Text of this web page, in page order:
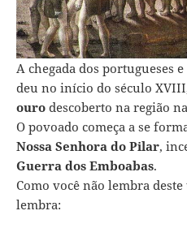
A chegada dos portugueses
deu no início do século
ouro descoberto na região
O povoado começa a se
Nossa Senhora do Pilar,
Guerra dos Emboabas.
Como você não lembra deste
lembra: